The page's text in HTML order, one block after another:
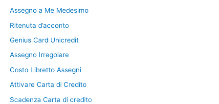
Assegno a Me Medesimo
Ritenuta d’acconto
Genius Card Unicredit
Assegno Irregolare
Costo Libretto Assegni
Attivare Carta di Credito
Scadenza Carta di credito